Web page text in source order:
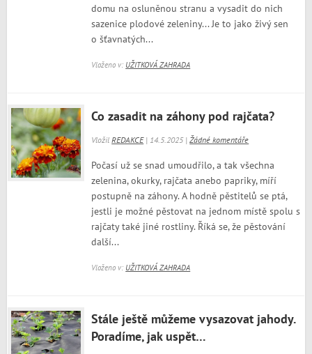
domu na osluněnou stranu a vysadit do nich
sazenice plodové zeleniny... Je to jako živý sen
o šťavnatých...
Vloženo v: UŽITKOVÁ ZAHRADA
Co zasadit na záhony pod rajčata?
VložilREDAKCE| 14.5.2025 |Žádné komentáře
Počasí už se snad umoudřilo, a tak všechna
zelenina, okurky, rajčata anebo papriky, míří
postupně na záhony. A hodně pěstitelů se ptá,
jestli je možné pěstovat na jednom místě spolu s
rajčaty také jiné rostliny. Říká se, že pěstování
další...
Vloženo v: UŽITKOVÁ ZAHRADA
Stále ještě můžeme vysazovat jahody.
Poradíme, jak uspět…